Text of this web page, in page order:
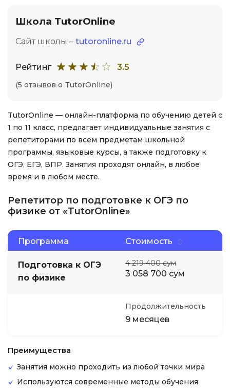
Школа TutorOnline
Сайт школы – tutoronline.ru
Рейтинг 3.5
(5 отзывов о TutorOnline)
TutorOnline — онлайн-платформа по обучению детей с
1 по 11 класс, предлагает индивидуальные занятия с
репетиторами по всем предметам школьной
программы, языковые курсы, а также подготовку к
ОГЭ, ЕГЭ, ВПР. Занятия проходят онлайн, в любое
время и в любом месте.
Репетитор по подготовке к ОГЭ по
физике от «TutorOnline»
Программа Стоимость
Подготовка к ОГЭ
по физике
4 219 400 сум
3 058 700 сум
Продолжительность
9 месяцев
Преимущества
Занятия можно проходить из любой точки мира
Используются современные методы обучения